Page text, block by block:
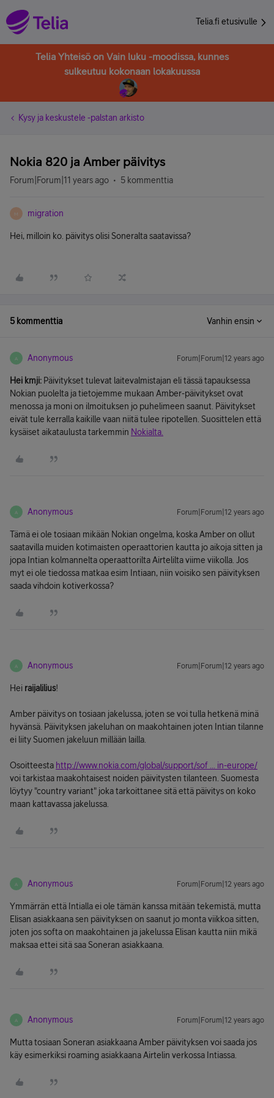
Telia.fi etusivulle
Telia Yhteisö on Vain luku -moodissa, kunnes
sulkeutuu kokonaan lokakuussa
Kysy ja keskustele -palstan arkisto
Nokia 820 ja Amber päivitys
Forum|Forum|11 years ago 5 kommenttia
M migration
Hei, milloin ko. päivitys olisi Soneralta saatavissa?
5 kommenttia Vanhin ensin
A Anonymous Forum|Forum|12 years ago
Hei kmji: Päivitykset tulevat laitevalmistajan eli tässä tapauksessa
Nokian puolelta ja tietojemme mukaan Amber-päivitykset ovat
menossa ja moni on ilmoituksen jo puhelimeen saanut. Päivitykset
eivät tule kerralla kaikille vaan niitä tulee ripotellen. Suosittelen että
kysäiset aikataulusta tarkemmin Nokialta.
A Anonymous Forum|Forum|12 years ago
Tämä ei ole tosiaan mikään Nokian ongelma, koska Amber on ollut
saatavilla muiden kotimaisten operaattorien kautta jo aikoja sitten ja
jopa Intian kolmannelta operaattorilta Airtelilta viime viikolla. Jos
myt ei ole tiedossa matkaa esim Intiaan, niin voisiko sen päivityksen
saada vihdoin kotiverkossa?
A Anonymous Forum|Forum|12 years ago
Hei raijalilius!
Amber päivitys on tosiaan jakelussa, joten se voi tulla hetkenä minä
hyvänsä. Päivityksen jakeluhan on maakohtainen joten Intian tilanne
ei liity Suomen jakeluun millään lailla.
Osoitteesta http://www.nokia.com/global/support/sof ... in-europe/
voi tarkistaa maakohtaisest noiden päivitysten tilanteen. Suomesta
löytyy "country variant" joka tarkoittanee sitä että päivitys on koko
maan kattavassa jakelussa.
A Anonymous Forum|Forum|12 years ago
Ymmärrän että Intialla ei ole tämän kanssa mitään tekemistä, mutta
Elisan asiakkaana sen päivityksen on saanut jo monta viikkoa sitten,
joten jos softa on maakohtainen ja jakelussa Elisan kautta niin mikä
maksaa ettei sitä saa Soneran asiakkaana.
A Anonymous Forum|Forum|12 years ago
Mutta tosiaan Soneran asiakkaana Amber päivityksen voi saada jos
käy esimerkiksi roaming asiakkaana Airtelin verkossa Intiassa.